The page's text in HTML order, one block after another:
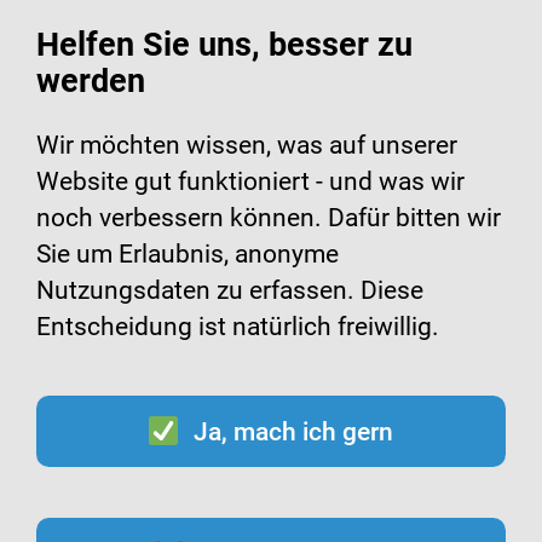
Helfen Sie uns, besser zu
werden
Wir möchten wissen, was auf unserer
Website gut funktioniert - und was wir
noch verbessern können. Dafür bitten wir
Sie um Erlaubnis, anonyme
Nutzungsdaten zu erfassen. Diese
Entscheidung ist natürlich freiwillig.
Ja, mach ich gern
Film: Wie huste und niese
ich richtig?